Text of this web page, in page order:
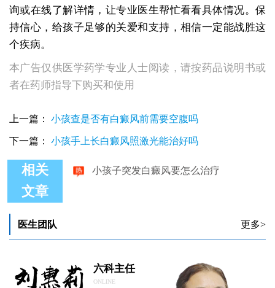
询或在线了解详情，让专业医生帮忙看看具体情况。保
持信心，给孩子足够的关爱和支持，相信一定能战胜这
个疾病。
本广告仅供医学药学专业人士阅读，请按药品说明书或
者在药师指导下购买和使用
上一篇： 小孩查是否有白癜风前需要空腹吗
下一篇： 小孩手上长白癜风照激光能治好吗
相关
文章
医生团队 更多>
六科主任
ONLINE